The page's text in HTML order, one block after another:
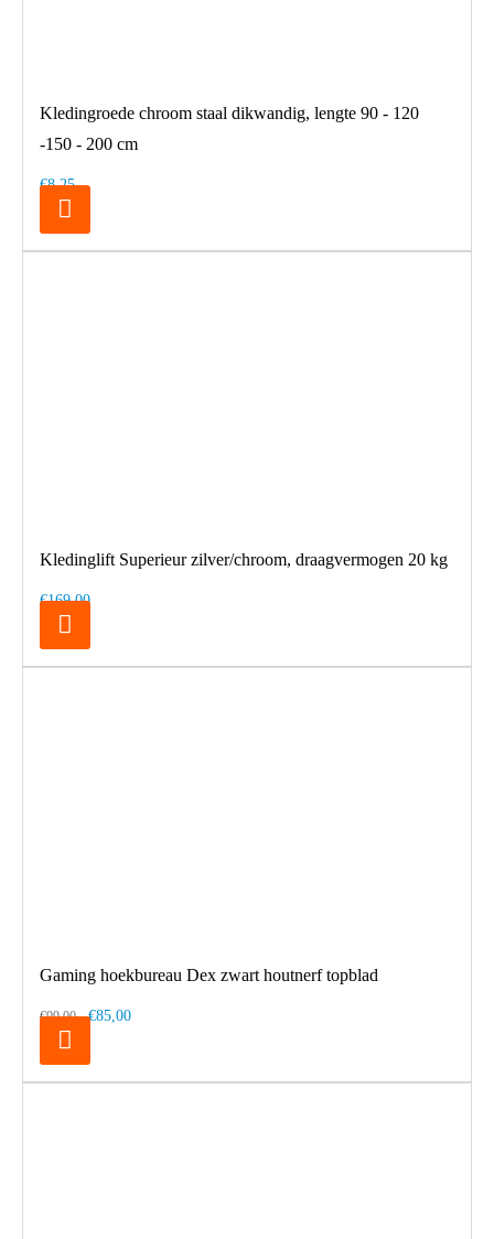
Kledingroede chroom staal dikwandig, lengte 90 - 120
-150 - 200 cm
€8,25
Kledinglift Superieur zilver/chroom, draagvermogen 20 kg
€169,00
Gaming hoekbureau Dex zwart houtnerf topblad
€99,00 €85,00